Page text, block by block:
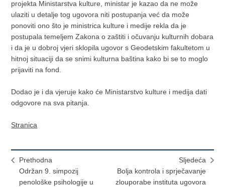
projekta Ministarstva kulture, ministar je kazao da ne može
ulaziti u detalje tog ugovora niti postupanja već da može
ponoviti ono što je ministrica kulture i medije rekla da je
postupala temeljem Zakona o zaštiti i očuvanju kulturnih dobara
i da je u dobroj vjeri sklopila ugovor s Geodetskim fakultetom u
hitnoj situaciji da se snimi kulturna baština kako bi se to moglo
prijaviti na fond.
Dodao je i da vjeruje kako će Ministarstvo kulture i medija dati
odgovore na sva pitanja.
Stranica
Prethodna
Održan 9. simpozij
penološke psihologije u
Sljedeća
Bolja kontrola i sprječavanje
zlouporabe instituta ugovora